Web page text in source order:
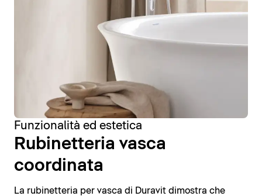
Funzionalità ed estetica
Rubinetteria vasca
coordinata
La rubinetteria per vasca di Duravit dimostra che